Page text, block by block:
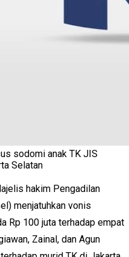
sodomi anak TK JIS
Selatan
hakim Pengadilan
menjatuhkan vonis
Rp 100 juta terhadap empat
Zainal, dan Agun